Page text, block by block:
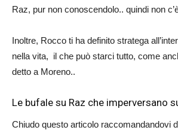
Raz, pur non conoscendolo.. quindi non
Inoltre, Rocco ti ha definito stratega
nella vita, il che può starci tutto, come
detto a Moreno..
Le bufale su Raz che imperversano
Chiudo questo articolo raccomandandovi